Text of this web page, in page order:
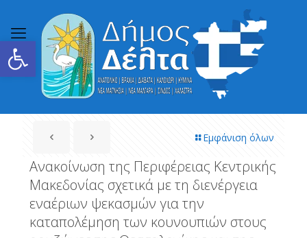
Ανοίξτε τη γραμμή εργαλείων
Εμφάνιση όλων
Ανακοίνωση της Περιφέρειας Κεντρικής
Μακεδονίας σχετικά με τη διενέργεια
εναέριων ψεκασμών για την
καταπολέμηση των κουνουπιών στους